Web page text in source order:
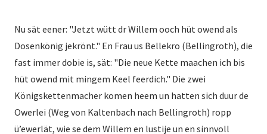
Nu sät eener: "Jetzt wütt dr Willem ooch hüt owend als
Dosenkönig jekrönt." En Frau us Bellekro (Bellingroth), die
fast immer dobie is, sät: "Die neue Kette maachen ich bis
hüt owend mit mingem Keel feerdich." Die zwei
Königskettenmacher komen heem un hatten sich duur de
Owerlei (Weg von Kaltenbach nach Bellingroth) ropp
ü’ewerlät, wie se dem Willem en lustije un en sinnvoll